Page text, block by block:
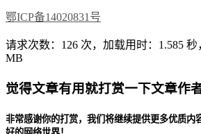
鄂ICP备14020831号
请求次数：126 次，加载用时：1.585 秒
MB
觉得文章有用就打赏一下文章作
非常感谢你的打赏，我们将继续提供更多优质内